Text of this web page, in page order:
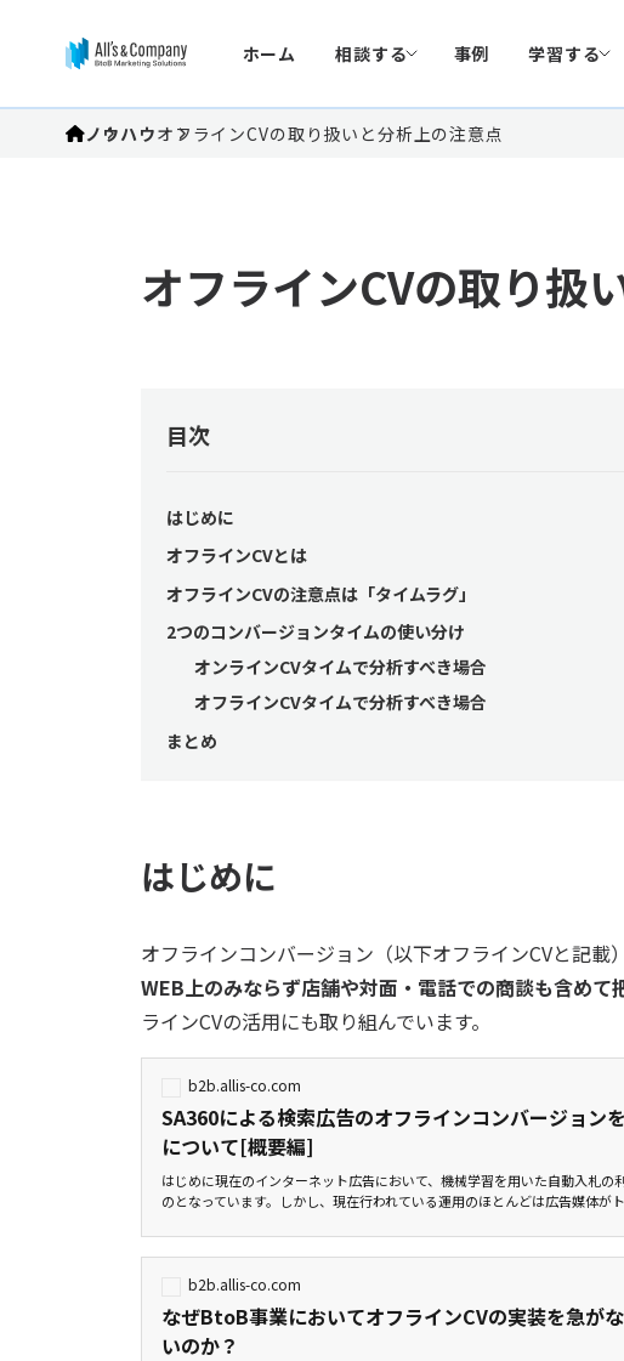
ホーム 相談する 事例 学習する
ノウハウオフラインCVの取り扱いと分析上の注意点
オフラインCVの取り扱
目次
はじめに
オフラインCVとは
オフラインCVの注意点は「タイムラグ」
2つのコンバージョンタイムの使い分け
オンラインCVタイムで分析すべき場合
オフラインCVタイムで分析すべき場合
まとめ
はじめに
オフラインコンバージョン（以下オフラインCVと記
WEB上のみならず店舗や対面・電話での商談も含めて
ラインCVの活用にも取り組んでいます。
b2b.allis-co.com
SA360による検索広告のオフラインコンバージョン
について[概要編]
はじめに現在のインターネット広告において、機械学習を用いた自動入札の
のとなっています。しかし、現在行われている運用のほとんどは広告媒体が
b2b.allis-co.com
なぜBtoB事業においてオフラインCVの実装を急が
いのか？